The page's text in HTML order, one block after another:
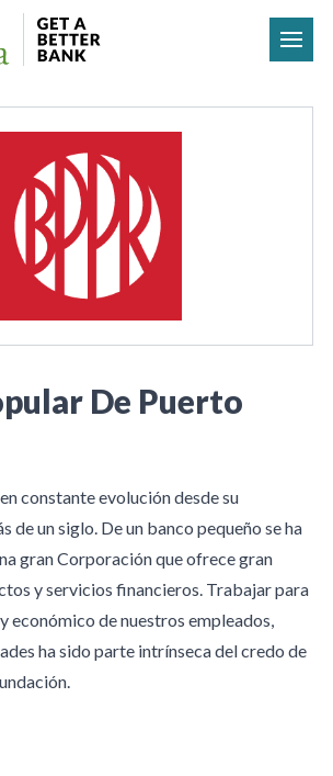
De Puerto
constante evolución desde su
de un siglo. De un banco pequeño se ha
gran Corporación que ofrece gran
y servicios financieros. Trabajar para
económico de nuestros empleados,
ha sido parte intrínseca del credo de